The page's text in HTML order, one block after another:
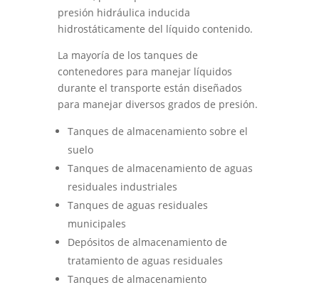
presión hidráulica inducida
hidrostáticamente del líquido contenido.
La mayoría de los tanques de
contenedores para manejar líquidos
durante el transporte están diseñados
para manejar diversos grados de presión.
Tanques de almacenamiento sobre el
suelo
Tanques de almacenamiento de aguas
residuales industriales
Tanques de aguas residuales
municipales
Depósitos de almacenamiento de
tratamiento de aguas residuales
Tanques de almacenamiento